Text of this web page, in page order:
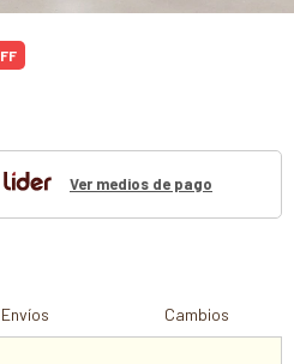
Ver medios de pago
Envíos Cambios